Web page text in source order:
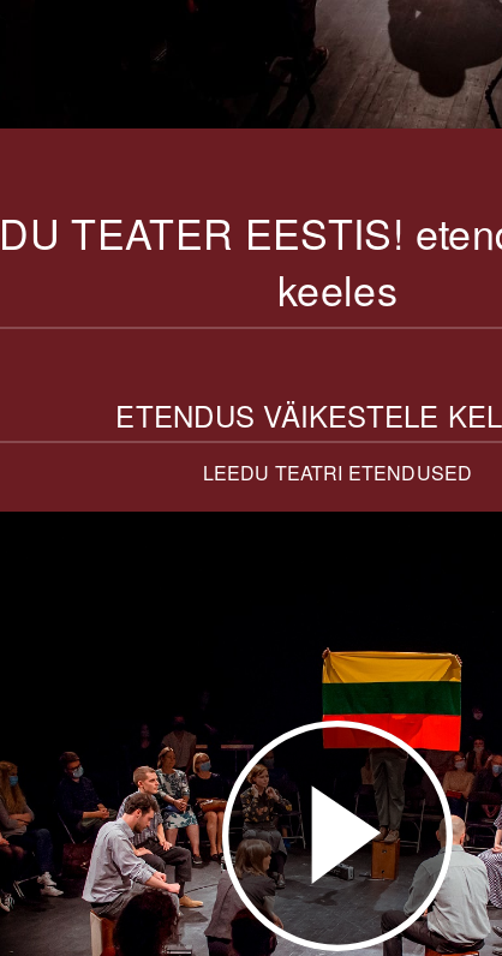
TEATER EESTIS!
keeles
ETENDUS VÄIKESTELE
LEEDU TEATRI ETENDUSED
Play
Video